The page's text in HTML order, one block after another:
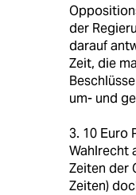
der
darauf
Zeit, die
um- und
3. 10 Euro
Wahlrecht
Zeiten der
Zeiten)